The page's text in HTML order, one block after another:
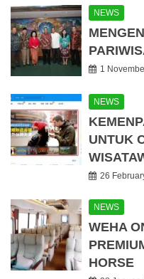
NEWS
1
NEWS
UNTUK
26
NEWS
WEHA
HORSE